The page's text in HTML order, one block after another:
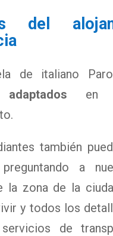
del
de italiano
adaptados en
también
a
la zona de la
y todos los
de